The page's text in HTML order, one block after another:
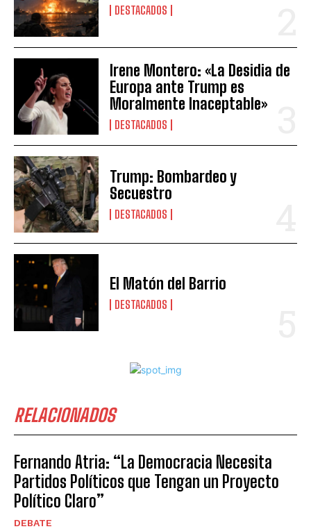
DESTACADOS
Irene Montero: «La Desidia de
Europa ante Trump es
Moralmente Inaceptable»
DESTACADOS
Trump: Bombardeo y
Secuestro
DESTACADOS
El Matón del Barrio
DESTACADOS
RELACIONADOS
Fernando Atria: “La Democracia Necesita
Partidos Políticos que Tengan un Proyecto
Político Claro”
DEBATE